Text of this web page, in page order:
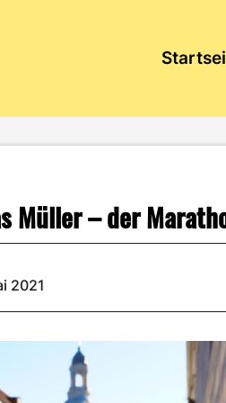
Müller – der
2021